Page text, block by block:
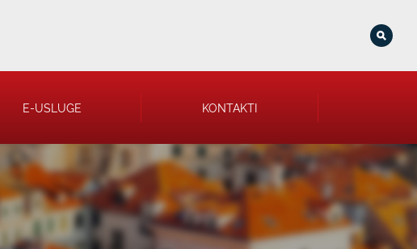
E-USLUGE KONTAKTI